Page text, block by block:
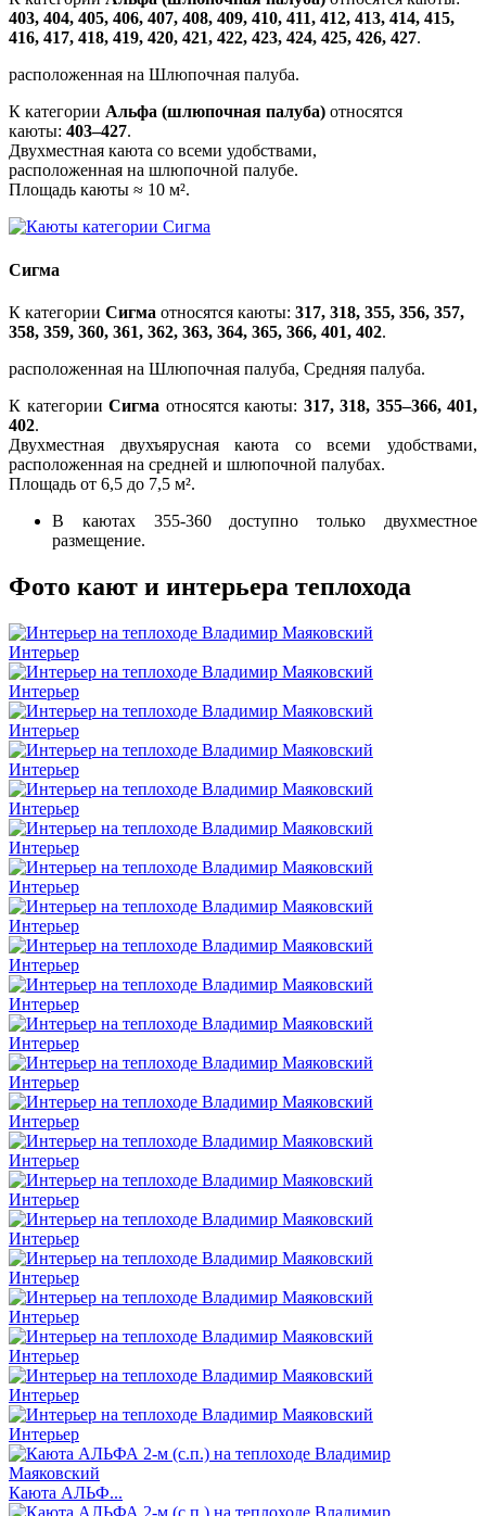
403, 404, 405, 406, 407, 408, 409, 410, 411, 412, 413, 414, 415,
416, 417, 418, 419, 420, 421, 422, 423, 424, 425, 426, 427.
расположенная на Шлюпочная палуба.
К категории Альфа (шлюпочная палуба) относятся
каюты: 403–427.
Двухместная каюта со всеми удобствами,
расположенная на шлюпочной палубе.
Площадь каюты ≈ 10 м².
Сигма
К категории Сигма относятся каюты: 317, 318, 355, 356, 357,
358, 359, 360, 361, 362, 363, 364, 365, 366, 401, 402.
расположенная на Шлюпочная палуба, Средняя палуба.
К категории Сигма относятся каюты: 317, 318, 355–366, 401,
402.
Двухместная двухъярусная каюта со всеми удобствами,
расположенная на средней и шлюпочной палубах.
Площадь от 6,5 до 7,5 м².
В каютах 355-360 доступно только двухместное
размещение.
Фото кают и интерьера теплохода
Интерьер
Интерьер
Интерьер
Интерьер
Интерьер
Интерьер
Интерьер
Интерьер
Интерьер
Интерьер
Интерьер
Интерьер
Интерьер
Интерьер
Интерьер
Интерьер
Интерьер
Интерьер
Интерьер
Интерьер
Интерьер
Каюта АЛЬФ...